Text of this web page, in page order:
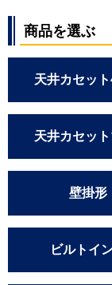
商品を選ぶ
天井カセッ
天井カセッ
壁掛形
ビルトイ